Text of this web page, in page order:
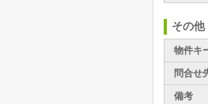
その他
物件キ
問合せ
備考